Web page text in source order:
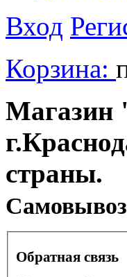
Вход
Корзина:
Магазин
страны.
Обратная связь